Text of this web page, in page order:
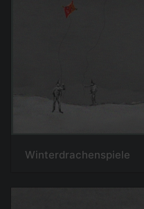
Winterdrachenspiele